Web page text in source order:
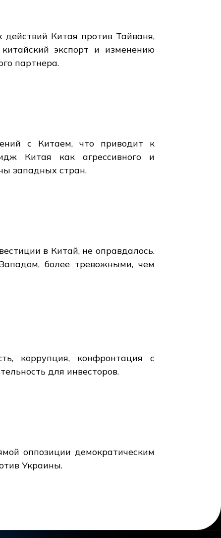
Китая против Тайваня,
экспорт и изменению
партнера.
с Китаем, что приводит к
Китая как агрессивного и
западных стран.
в Китай, не оправдалось.
более тревожными, чем
коррупция, конфронтация с
для инвесторов.
оппозиции демократическим
Украины.